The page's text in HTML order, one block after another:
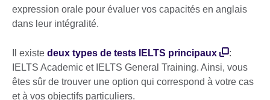
expression orale pour évaluer vos capacités en anglais
dans leur intégralité.
Il existe deux types de tests IELTS principaux
:
IELTS Academic et IELTS General Training. Ainsi, vous
êtes sûr de trouver une option qui correspond à votre cas
et à vos objectifs particuliers.